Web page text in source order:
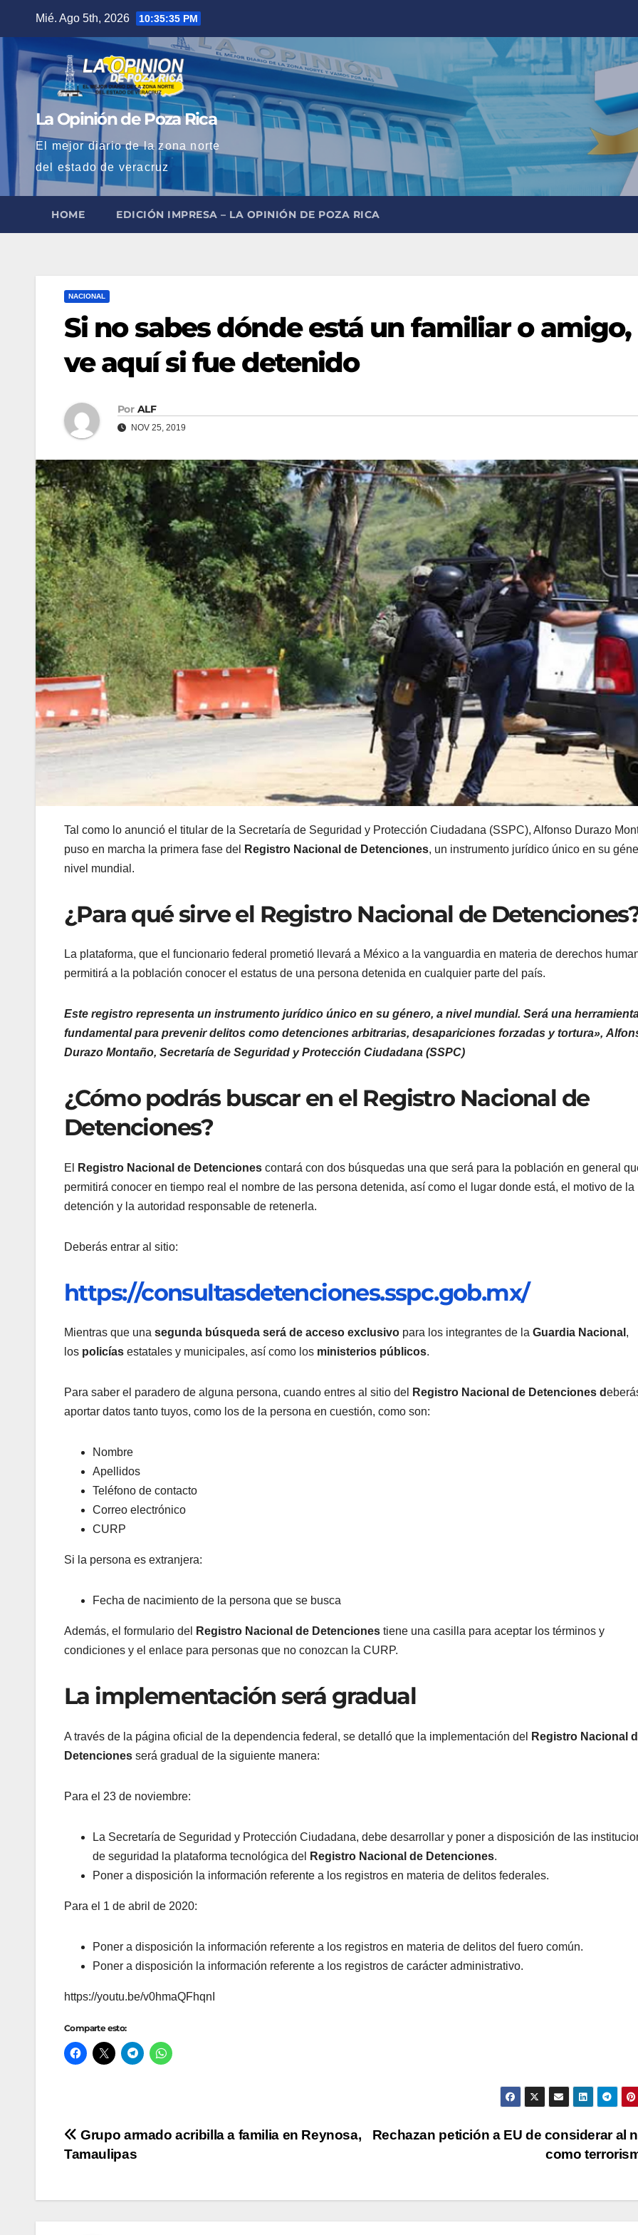
contenido
Mié. Ago 5th, 2026 10:35:36 PM
La Opinión de Poza Rica
El mejor diario de la zona norte
del estado de veracruz
HOME EDICIÓN IMPRESA – LA OPINIÓN DE POZA RICA
NACIONAL
Si no sabes dónde está un familiar o amigo,
ve aquí si fue detenido
Por ALF
NOV 25, 2019
Tal como lo anunció el titular de la Secretaría de Seguridad y Protección Ciudadana (SSPC), Alfonso Durazo
puso en marcha la primera fase del
Registro Nacional de Detenciones, un instrumento jurídico único en su
nivel mundial.
¿Para qué sirve el Registro Nacional de
La plataforma, que el funcionario federal prometió llevará a México a la vanguardia en materia de derechos
permitirá a la población conocer el estatus de una persona detenida en cualquier parte del país.
Este registro representa un instrumento jurídico único en su género, a nivel mundial. Será una
fundamental para prevenir delitos como detenciones arbitrarias, desapariciones forzadas y tortura»,
Durazo Montaño, Secretaría de Seguridad y Protección Ciudadana (SSPC)
¿Cómo podrás buscar en el Registro Nacional de
Detenciones?
El Registro Nacional de Detenciones contará con dos búsquedas una que será para la población en general
permitirá conocer en tiempo real el nombre de las persona detenida, así como el lugar donde está, el motivo de la
detención y la autoridad responsable de retenerla.
Deberás entrar al sitio:
https://consultasdetenciones.sspc.gob.mx/
Mientras que una segunda búsqueda será de acceso exclusivo para los integrantes de la Guardia Nacional ,
los policías estatales y municipales, así como los ministerios públicos.
Para saber el paradero de alguna persona, cuando entres al sitio del Registro Nacional de Detenciones d
aportar datos tanto tuyos, como los de la persona en cuestión, como son:
Nombre
Apellidos
Teléfono de contacto
Correo electrónico
CURP
Si la persona es extranjera:
Fecha de nacimiento de la persona que se busca
Además, el formulario del Registro Nacional de Detenciones tiene una casilla para aceptar los términos y
condiciones y el enlace para personas que no conozcan la CURP.
La implementación será gradual
A través de la página oficial de la dependencia federal, se detalló que la implementación del
Registro Nacional
Detenciones será gradual de la siguiente manera:
Para el 23 de noviembre:
La Secretaría de Seguridad y Protección Ciudadana, debe desarrollar y poner a disposición de las
de seguridad la plataforma tecnológica del
Registro Nacional de Detenciones.
Poner a disposición la información referente a los registros en materia de delitos federales.
Para el 1 de abril de 2020:
Poner a disposición la información referente a los registros en materia de delitos del fuero común.
Poner a disposición la información referente a los registros de carácter administrativo.
https://youtu.be/v0hmaQFhqnI
Comparte esto:
Navegación
entradas
Rechazan petición a EU de considerar al
como
Grupo armado acribilla a familia en Reynosa,
Tamaulipas